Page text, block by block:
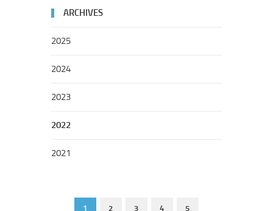
ARCHIVES
2025
2024
2023
2022
2021
1 2 3 4 5